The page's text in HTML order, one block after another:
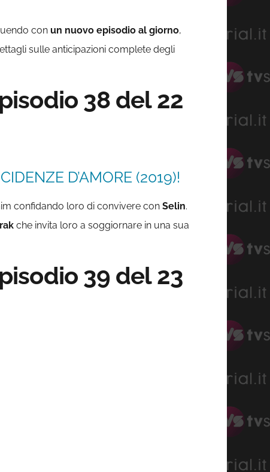
con un nuovo episodio al giorno,
sulle anticipazioni complete degli
38 del 22
D’AMORE (2019)!
confidando loro di convivere con Selin.
che invita loro a soggiornare in una sua
39 del 23